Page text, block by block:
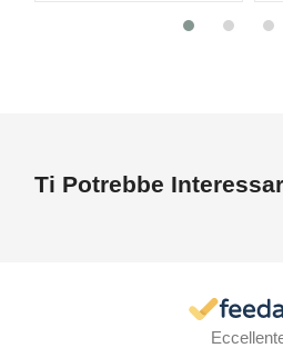
Ti Potrebbe